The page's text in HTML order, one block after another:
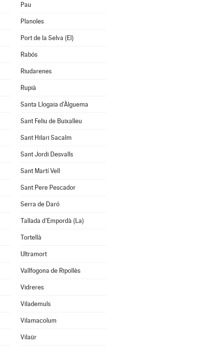
Pau
Planoles
Port de la Selva (El)
Rabós
Riudarenes
Rupià
Santa Llogaia d'Àlguema
Sant Feliu de Buixalleu
Sant Hilari Sacalm
Sant Jordi Desvalls
Sant Martí Vell
Sant Pere Pescador
Serra de Daró
Tallada d'Empordà (La)
Tortellà
Ultramort
Vallfogona de Ripollès
Vidreres
Vilademuls
Vilamacolum
Vilaür